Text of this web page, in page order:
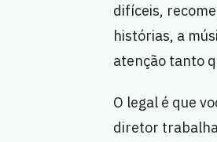
difíceis,
histórias, a
atenção tanto
O legal é que
diretor